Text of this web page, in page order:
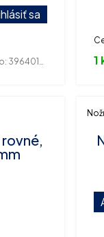
sa
396401469 1